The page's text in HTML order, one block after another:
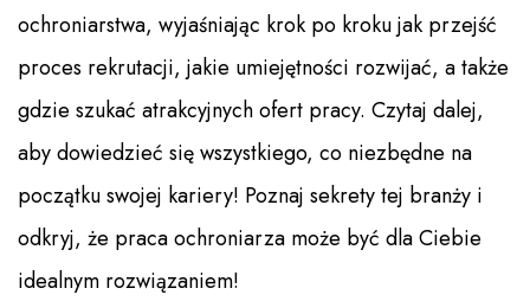
ochroniarstwa, wyjaśniając krok po kroku jak przejść
proces rekrutacji, jakie umiejętności rozwijać, a także
gdzie szukać atrakcyjnych ofert pracy. Czytaj dalej,
aby dowiedzieć się wszystkiego, co niezbędne na
początku swojej kariery! Poznaj sekrety tej branży i
odkryj, że praca ochroniarza może być dla Ciebie
idealnym rozwiązaniem!